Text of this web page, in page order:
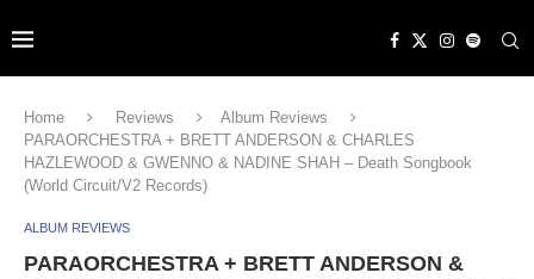
Home Reviews
Album Reviews
PARAORCHESTRA + BRETT ANDERSON & CHARLES
HAZLEWOOD & GWENNO & NADINE SHAH – Death Songbook
(World Circuit/V2 Records)
ALBUM REVIEWS
PARAORCHESTRA + BRETT ANDERSON &